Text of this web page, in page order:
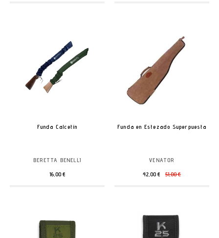
Funda Calcetín
BERETTA BENELLI
16,00 €
Funda en Estezado Superpuesta
VENATOR
42,00 €
51,00 €